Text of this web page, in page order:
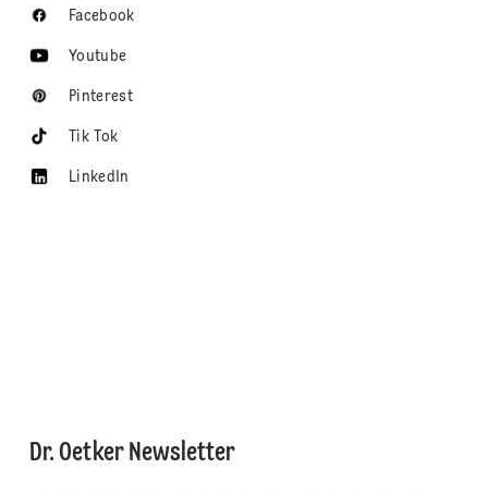
Facebook
Youtube
Pinterest
Tik Tok
LinkedIn
Dr. Oetker Newsletter